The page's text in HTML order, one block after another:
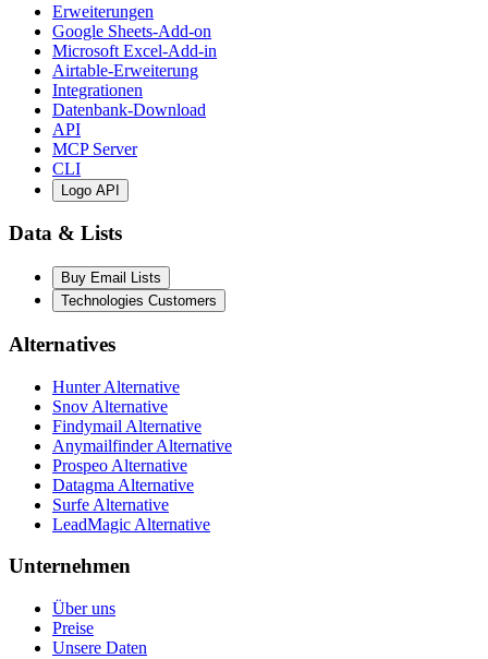
Erweiterungen
Google Sheets-Add-on
Microsoft Excel-Add-in
Airtable-Erweiterung
Integrationen
Datenbank-Download
API
MCP Server
CLI
Logo API
Data & Lists
Buy Email Lists
Technologies Customers
Alternatives
Hunter Alternative
Snov Alternative
Findymail Alternative
Anymailfinder Alternative
Prospeo Alternative
Datagma Alternative
Surfe Alternative
LeadMagic Alternative
Unternehmen
Über uns
Preise
Unsere Daten